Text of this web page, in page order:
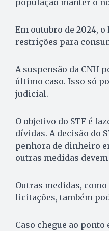
população manter o
Em outubro de 2024,
restrições para
A suspensão da CNH
último caso. Isso só
judicial.
O objetivo do STF é
dívidas. A decisão do
penhora de dinheiro
outras medidas
Outras medidas,
licitações, também
Caso chegue ao ponto